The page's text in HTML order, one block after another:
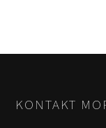
KONTAKT